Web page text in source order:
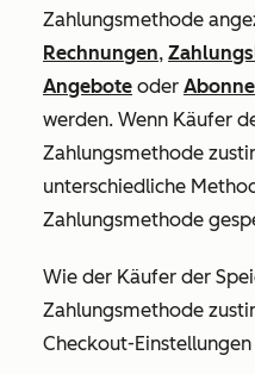
Zahlungsmethode
Rechnungen,
Angebote oder
werden. Wenn Käufer
Zahlungsmethode
unterschiedliche
Zahlungsmethode
Wie der Käufer der
Zahlungsmethode
Checkout-Einstellungen